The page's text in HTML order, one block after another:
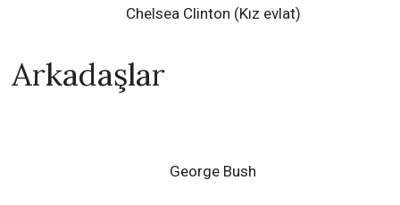
Chelsea Clinton (Kız evlat)
Arkadaşlar
George Bush